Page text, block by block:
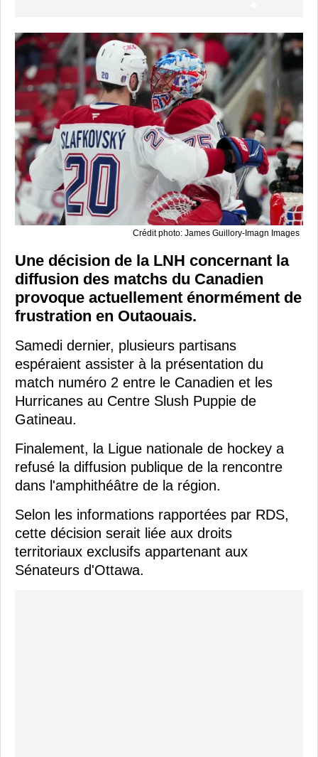
Crédit photo: James Guillory-Imagn Images
Une décision de la LNH concernant la
diffusion des matchs du Canadien
provoque actuellement énormément de
frustration en Outaouais.
Samedi dernier, plusieurs partisans
espéraient assister à la présentation du
match numéro 2 entre le Canadien et les
Hurricanes au Centre Slush Puppie de
Gatineau.
Finalement, la Ligue nationale de hockey a
refusé la diffusion publique de la rencontre
dans l'amphithéâtre de la région.
Selon les informations rapportées par RDS,
cette décision serait liée aux droits
territoriaux exclusifs appartenant aux
Sénateurs d'Ottawa.